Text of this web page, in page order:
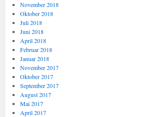
November 2018
Oktober 2018
Juli 2018
Juni 2018
April 2018
Februar 2018
Januar 2018
November 2017
Oktober 2017
September 2017
August 2017
Mai 2017
April 2017